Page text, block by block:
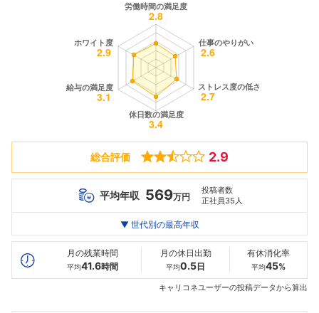
総合評価 2.9
平均年収 569万円
投稿者数
正社員35人
最高年収
20代
754万
30代
828万
953万
▼ 世代別の最高年収
月の残業時間
平均41.6時間
月の休日出勤
平均0.5日
有休消化率
平均45%
キャリコネユーザーの投稿データから算出